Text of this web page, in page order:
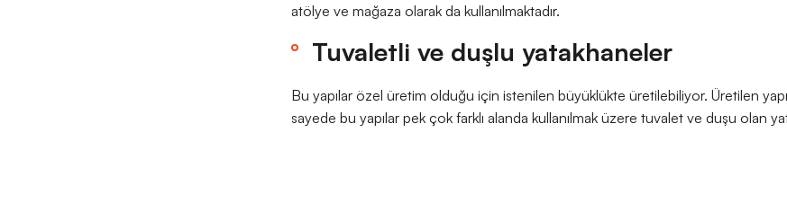
atölye ve mağaza olarak da kullanılmaktadır.
Tuvaletli ve duşlu yatakhaneler
Bu yapılar özel üretim olduğu için istenilen büyüklükte üretilebiliyor. Üretilen
sayede bu yapılar pek çok farklı alanda kullanılmak üzere tuvalet ve duşu olan